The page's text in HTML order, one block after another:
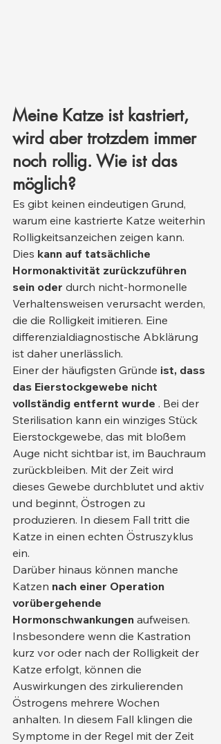
Meine Katze ist kastriert,
wird aber trotzdem immer
noch rollig. Wie ist das
möglich?
Es gibt keinen eindeutigen Grund,
warum eine kastrierte Katze weiterhin
Rolligkeitsanzeichen zeigen kann.
Dies kann auf tatsächliche
Hormonaktivität zurückzuführen
sein oder durch nicht-hormonelle
Verhaltensweisen verursacht werden,
die die Rolligkeit imitieren. Eine
differenzialdiagnostische Abklärung
ist daher unerlässlich.
Einer der häufigsten Gründe ist, dass
das Eierstockgewebe nicht
vollständig entfernt wurde . Bei der
Sterilisation kann ein winziges Stück
Eierstockgewebe, das mit bloßem
Auge nicht sichtbar ist, im Bauchraum
zurückbleiben. Mit der Zeit wird
dieses Gewebe durchblutet und aktiv
und beginnt, Östrogen zu
produzieren. In diesem Fall tritt die
Katze in einen echten Östruszyklus
ein.
Darüber hinaus können manche
Katzen nach einer Operation
vorübergehende
Hormonschwankungen aufweisen.
Insbesondere wenn die Kastration
kurz vor oder nach der Rolligkeit der
Katze erfolgt, können die
Auswirkungen des zirkulierenden
Östrogens mehrere Wochen
anhalten. In diesem Fall klingen die
Symptome in der Regel mit der Zeit